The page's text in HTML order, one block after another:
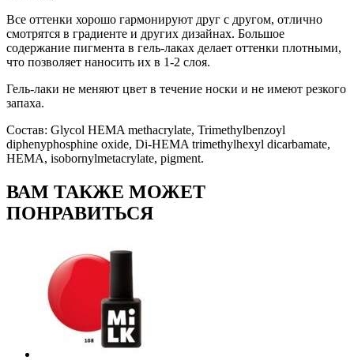
Все оттенки хорошо гармонируют друг с другом, отлично
смотрятся в градиенте и других дизайнах. Большое
содержание пигмента в гель-лаках делает оттенки плотными,
что позволяет наносить их в 1-2 слоя.
Гель-лаки не меняют цвет в течение носки и не имеют резкого
запаха.
Состав: Glycol HEMA methacrylate, Trimethylbenzoyl
diphenyphosphine oxide, Di-HEMA trimethylhexyl dicarbamate,
HEMA, isobornylmetacrylate, pigment.
ВАМ ТАКЖЕ МОЖЕТ
ПОНРАВИТЬСЯ